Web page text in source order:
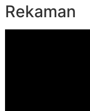
Rekaman